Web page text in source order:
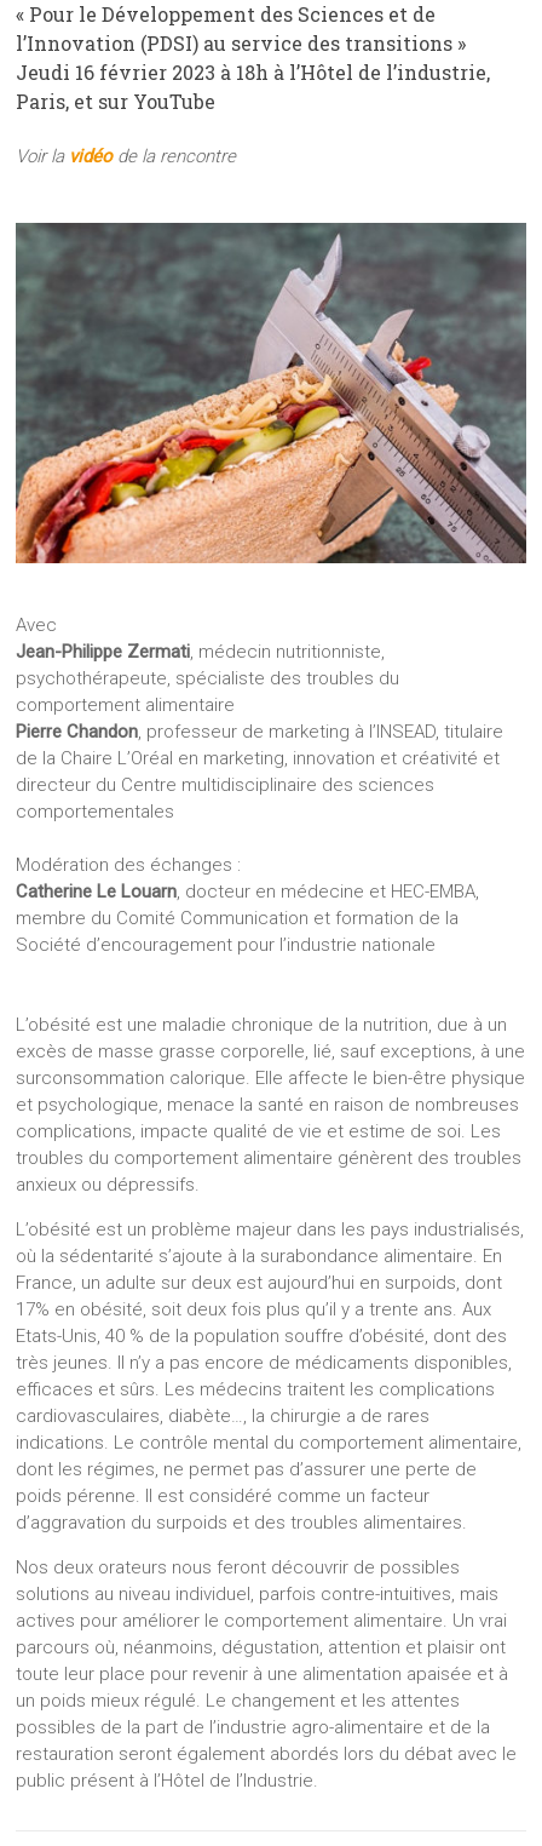
« Pour le Développement des Sciences et de
l’Innovation (PDSI) au service des transitions »
Jeudi 16 février 2023 à 18h à l’Hôtel de l’industrie,
Paris, et sur YouTube
Voir la vidéode la rencontre
Avec
Jean-Philippe Zermati, médecin nutritionniste,
psychothérapeute, spécialiste des troubles du
comportement alimentaire
Pierre Chandon, professeur de marketing à l’INSEAD, titulaire
de la Chaire L’Oréal en marketing, innovation et créativité et
directeur du Centre multidisciplinaire des sciences
comportementales
Modération des échanges :
Catherine Le Louarn, docteur en médecine et HEC-EMBA,
membre du Comité Communication et formation de la
Société d’encouragement pour l’industrie nationale
L’obésité est une maladie chronique de la nutrition, due à un
excès de masse grasse corporelle, lié, sauf exceptions, à une
surconsommation calorique. Elle affecte le bien-être physique
et psychologique, menace la santé en raison de nombreuses
complications, impacte qualité de vie et estime de soi. Les
troubles du comportement alimentaire génèrent des troubles
anxieux ou dépressifs.
L’obésité est un problème majeur dans les pays industrialisés,
où la sédentarité s’ajoute à la surabondance alimentaire. En
France, un adulte sur deux est aujourd’hui en surpoids, dont
17% en obésité, soit deux fois plus qu’il y a trente ans. Aux
Etats-Unis, 40 % de la population souffre d’obésité, dont des
très jeunes. Il n’y a pas encore de médicaments disponibles,
efficaces et sûrs. Les médecins traitent les complications
cardiovasculaires, diabète…, la chirurgie a de rares
indications. Le contrôle mental du comportement alimentaire,
dont les régimes, ne permet pas d’assurer une perte de
poids pérenne. Il est considéré comme un facteur
d’aggravation du surpoids et des troubles alimentaires.
Nos deux orateurs nous feront découvrir de possibles
solutions au niveau individuel, parfois contre-intuitives, mais
actives pour améliorer le comportement alimentaire. Un vrai
parcours où, néanmoins, dégustation, attention et plaisir ont
toute leur place pour revenir à une alimentation apaisée et à
un poids mieux régulé. Le changement et les attentes
possibles de la part de l’industrie agro-alimentaire et de la
restauration seront également abordés lors du débat avec le
public présent à l’Hôtel de l’Industrie.